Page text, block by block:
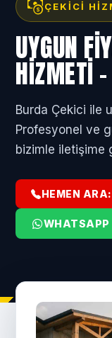
ÇEKICI
UYGUN
HIZMETI
Burda Çekici ile
Profesyonel ve
bizimle iletişime
HEMEN
WHATSAPP